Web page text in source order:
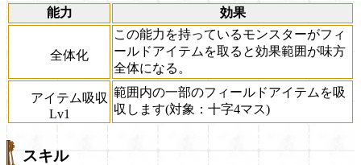
能力 効果
全体化
この能力を持っているモンスターがフィ
ールドアイテムを取ると効果範囲が味方
全体になる。
アイテム吸収
Lv1
範囲内の一部のフィールドアイテムを吸
収します(対象：十字4マス)
スキル